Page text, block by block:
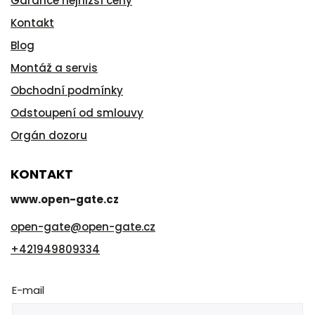
Kontakt
Blog
Montáž a servis
Obchodní podmínky
Odstoupení od smlouvy
Orgán dozoru
KONTAKT
www.open-gate.cz
open-gate@open-gate.cz
+421949809334
E-mail